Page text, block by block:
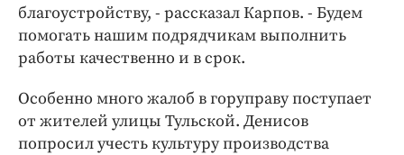
благоустройству, - рассказал Карпов. - Будем
помогать нашим подрядчикам выполнить
работы качественно и в срок.
Особенно много жалоб в горуправу поступает
от жителей улицы Тульской. Денисов
попросил учесть культуру производства